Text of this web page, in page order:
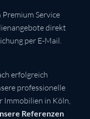
Service
direkt
per E-Mail.
erfolgreich
professionelle
in Köln,
Referenzen